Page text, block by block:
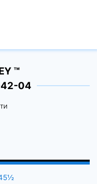
™
04